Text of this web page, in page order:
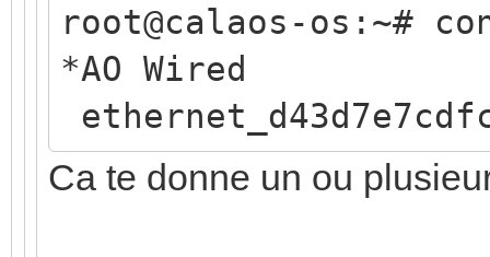
root@calaos-os:~#
*AO
Ca te donne un ou